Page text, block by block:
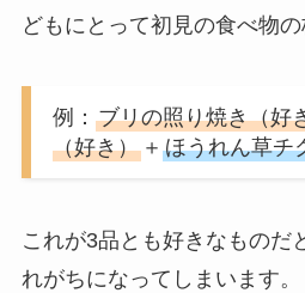
どもにとって初見の食べ物の
例： ブリの照り焼き（好
（好き）＋ ほうれん草チ
これが3品とも好きなものだ
れがちになってしまいます。